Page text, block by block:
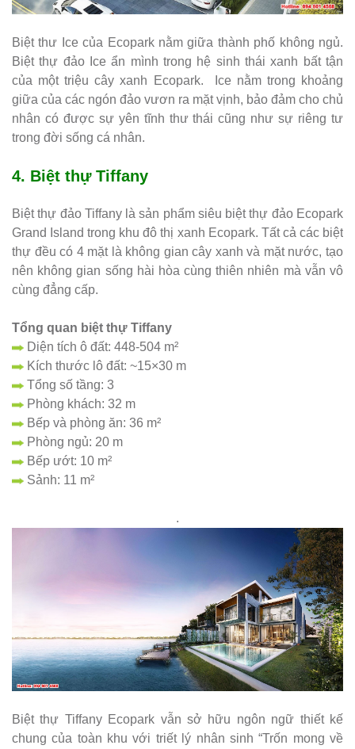
Biệt thư Ice của Ecopark nằm giữa thành phố không ngủ.
Biệt thự đảo Ice ẩn mình trong hệ sinh thái xanh bất tận
của một triệu cây xanh Ecopark. Ice nằm trong khoảng
giữa của các ngón đảo vươn ra mặt vịnh, bảo đảm cho chủ
nhân có được sự yên tĩnh thư thái cũng như sự riêng tư
trong đời sống cá nhân.
4. Biệt thự Tiffany
Biệt thự đảo Tiffany là sản phẩm siêu biệt thự đảo Ecopark
Grand Island trong khu đô thị xanh Ecopark. Tất cả các biệt
thự đều có 4 mặt là không gian cây xanh và mặt nước, tạo
nên không gian sống hài hòa cùng thiên nhiên mà vẫn vô
cùng đẳng cấp.
Tổng quan biệt thự Tiffany
Diện tích ô đất: 448-504 m²
Kích thước lô đất: ~15×30 m
Tổng số tầng: 3
Phòng khách: 32 m
Bếp và phòng ăn: 36 m²
Phòng ngủ: 20 m
Bếp ướt: 10 m²
Sảnh: 11 m²
.
Biệt thự Tiffany Ecopark vẫn sở hữu ngôn ngữ thiết kế
chung của toàn khu với triết lý nhân sinh “Trốn mong về